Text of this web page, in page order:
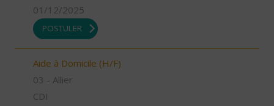
01/12/2025
POSTULER
Aide à Domicile (H/F)
03 - Allier
CDI